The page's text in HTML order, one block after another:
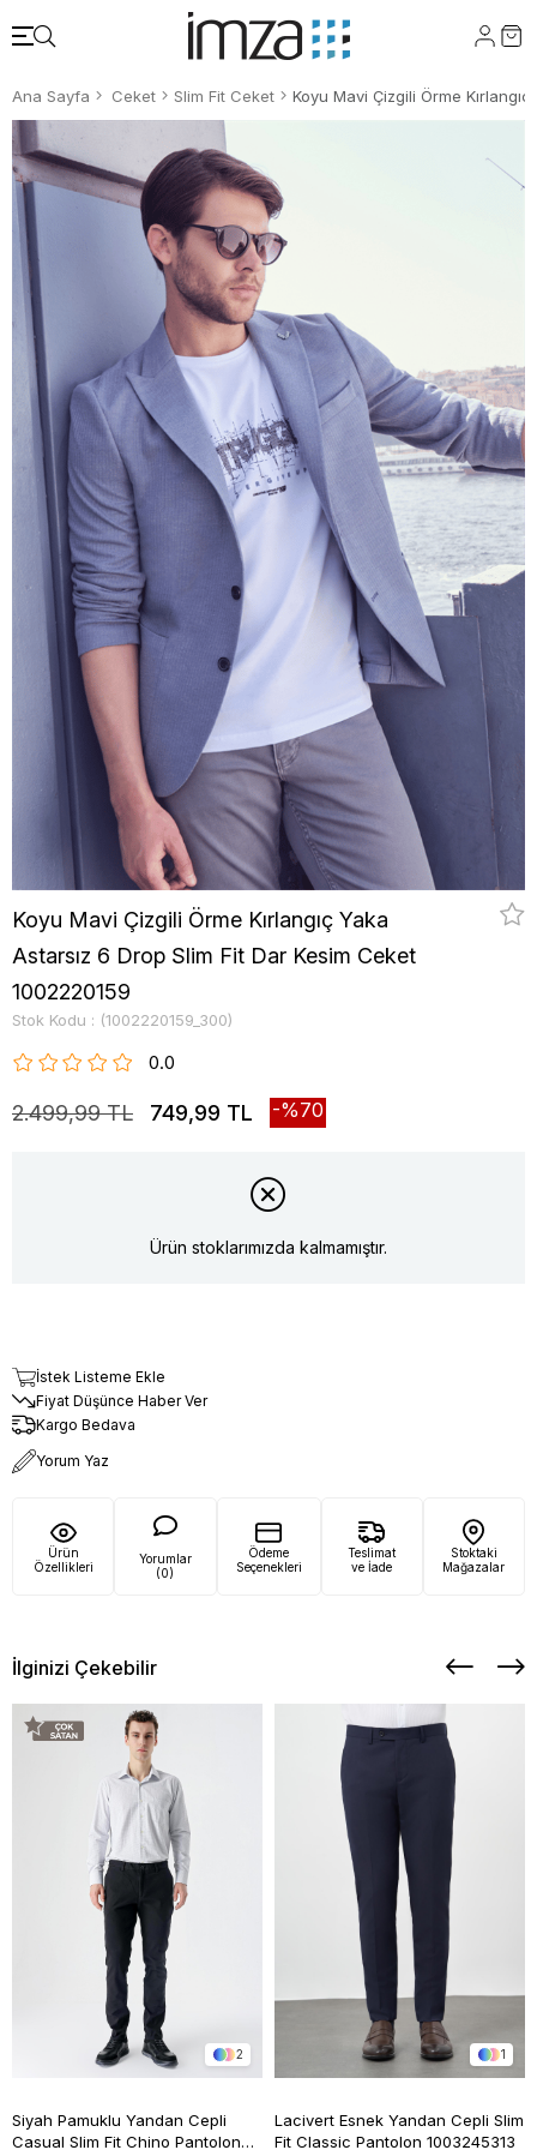
Ana Sayfa Ceket Slim Fit Ceket
Koyu Mavi Çizgili Örme Kırlangıç Yaka
Astarsız 6 Drop Slim Fit Dar Kesim Ceket
1002220159
Stok Kodu (1002220159_300)
0.0
2.499,99 TL 749,99 TL 70
Ürün stoklarımızda kalmamıştır.
İstek Listeme Ekle
Fiyat Düşünce Haber Ver
Kargo Bedava
Yorum Yaz
Ürün
Özellikleri
Yorumlar
(0)
Ödeme
Seçenekleri
Teslimat
ve İade
Stoktaki
Mağazalar
İlginizi Çekebilir
2
Siyah Pamuklu Yandan Cepli
Casual Slim Fit Chino Pantolon
1
Lacivert Esnek Yandan Cepli Slim
Fit Classic Pantolon 1003245313